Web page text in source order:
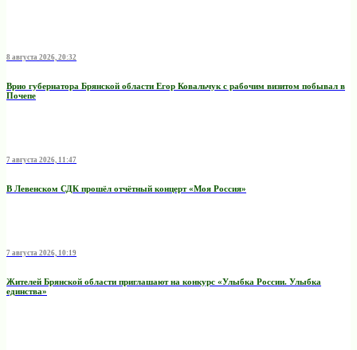
8 августа 2026, 20:32
Врио губернатора Брянской области Егор Ковальчук с рабочим визитом побывал в
Почепе
7 августа 2026, 11:47
В Левенском СДК прошёл отчётный концерт «Моя Россия»
7 августа 2026, 10:19
Жителей Брянской области приглашают на конкурс «Улыбка России. Улыбка
единства»